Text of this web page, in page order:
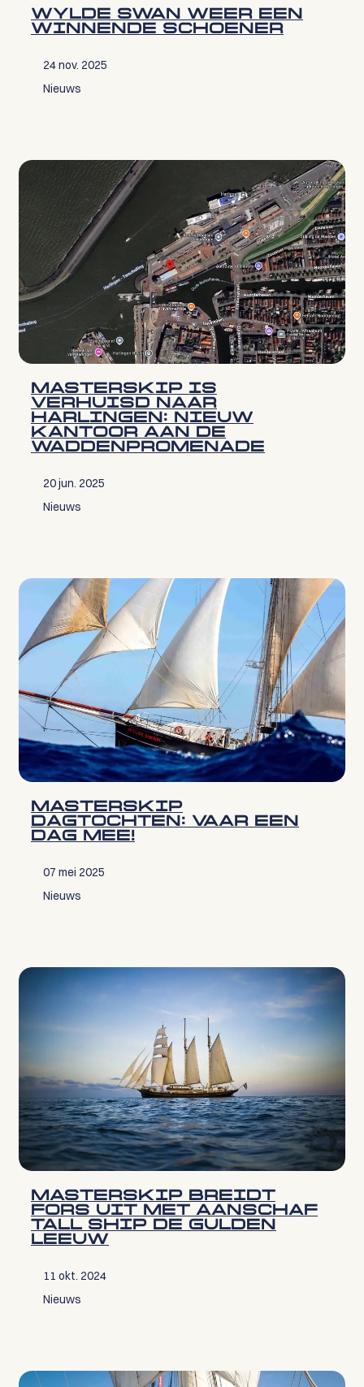
WYLDE SWAN WEER EEN
WINNENDE SCHOENER
24 nov. 2025
Nieuws
MASTERSKIP IS
VERHUISD NAAR
HARLINGEN: NIEUW
KANTOOR AAN DE
WADDENPROMENADE
20 jun. 2025
Nieuws
MASTERSKIP
DAGTOCHTEN: VAAR EEN
DAG MEE!
07 mei 2025
Nieuws
MASTERSKIP BREIDT
FORS UIT MET AANSCHAF
TALL SHIP DE GULDEN
LEEUW
11 okt. 2024
Nieuws